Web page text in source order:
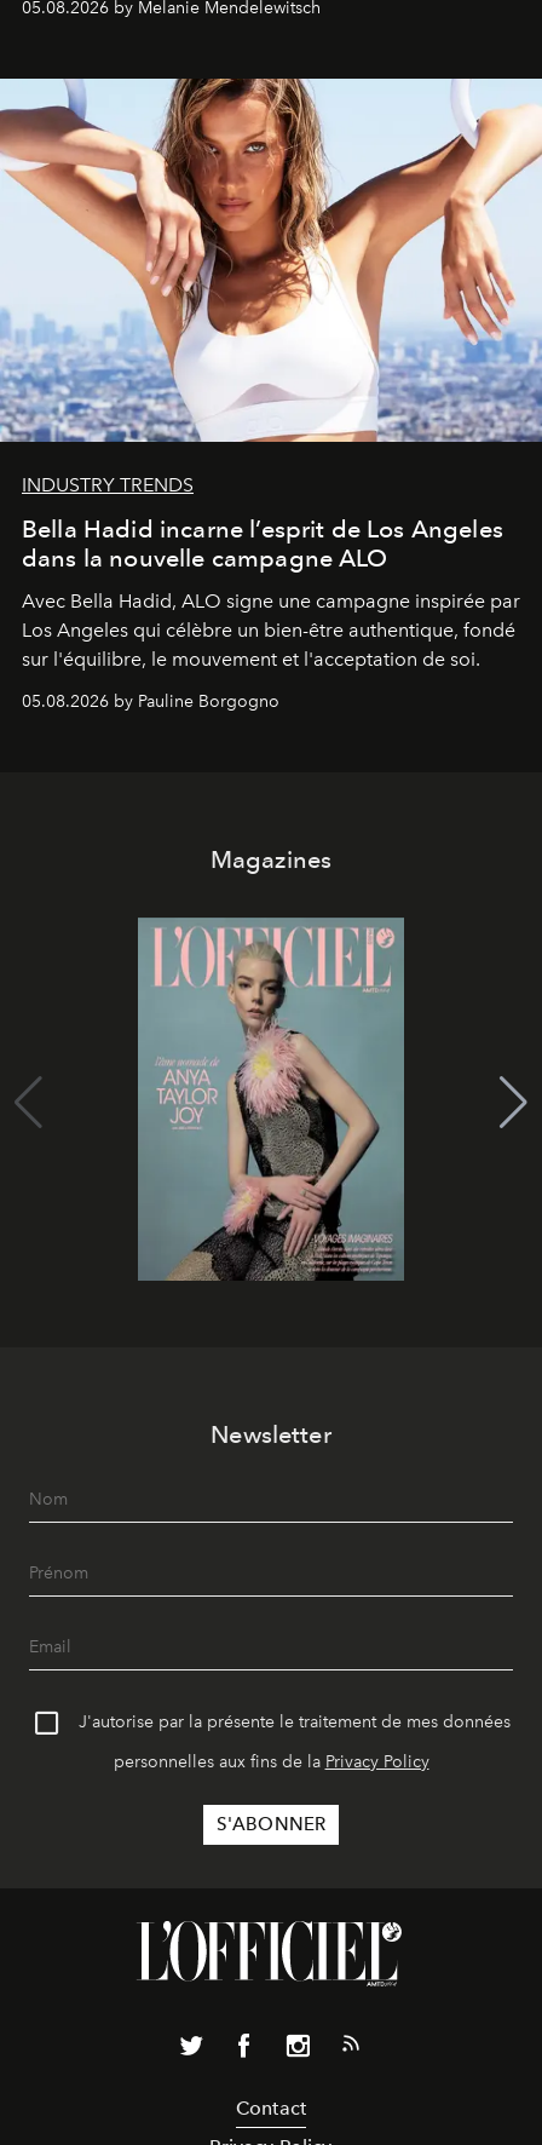
05.08.2026 by Melanie Mendelewitsch
INDUSTRY TRENDS
Bella Hadid incarne l’esprit de Los Angeles
dans la nouvelle campagne ALO
Avec Bella Hadid, ALO signe une campagne inspirée par
Los Angeles qui célèbre un bien-être authentique, fondé
sur l'équilibre, le mouvement et l'acceptation de soi.
05.08.2026 by Pauline Borgogno
Magazines
Newsletter
J'autorise par la présente le traitement de mes données
personnelles aux fins de la Privacy Policy
Contact